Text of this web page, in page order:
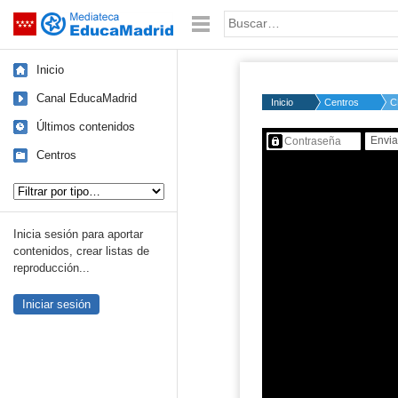
Saltar navegación Palabra o frase:
Inicio
Canal EducaMadrid
Últimos contenidos
Centros
Inicia sesión para aportar
contenidos, crear listas de
reproducción...
Iniciar sesión
Inicio Centros
Contenido protegido…